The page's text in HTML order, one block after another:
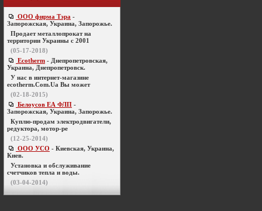
ООО фирма Тэра -
Запорожская, Украина, Запорожье.
Продает металлопрокат на
территории Украины с 2001
(05-17-2018)
Ecotherm - Днепропетровская,
Украина, Днепропетровск.
У нас в интернет-магазине
ecotherm.Com.Ua Вы может
(02-18-2015)
Белоусов ЕА ФЛП -
Запорожская, Украина, Запорожье.
Куплю-продам электродвигатели,
редуктора, мотор-ре
(12-25-2014)
ООО УСО - Киевская, Украина,
Киев.
Установка и обслуживание
счетчиков тепла и воды.
(03-04-2014)